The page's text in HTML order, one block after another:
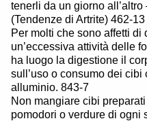
tenerli da un giorno
(Tendenze di Artrite) 462-13
Per molti che sono affetti di
un’eccessiva attività delle
ha luogo la digestione il
sull’uso o consumo dei cibi
alluminio. 843-7
Non mangiare cibi
pomodori o verdure di ogni